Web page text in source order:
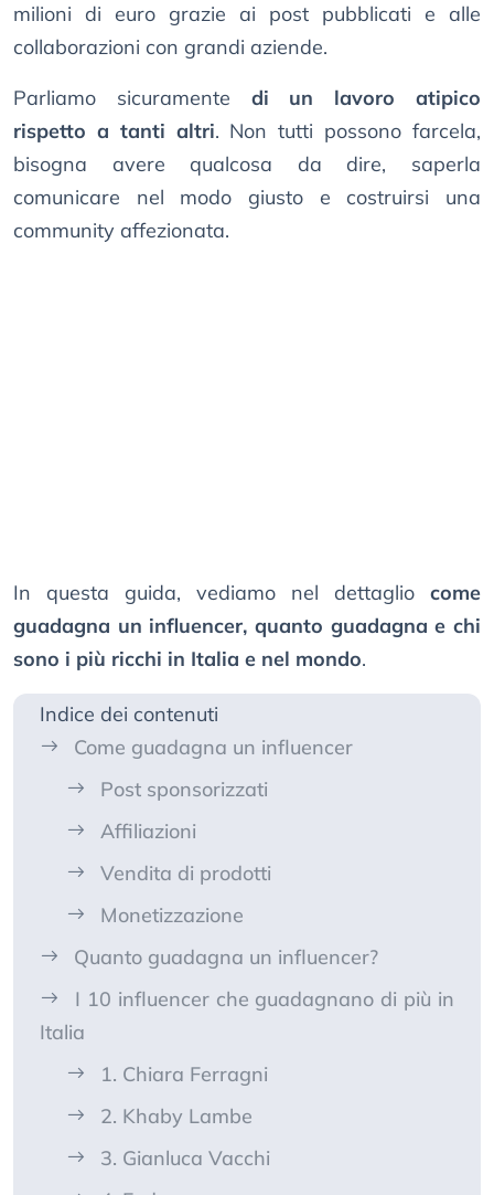
milioni di euro grazie ai post pubblicati e alle
collaborazioni con grandi aziende.
Parliamo sicuramente di un lavoro atipico
rispetto a tanti altri. Non tutti possono farcela,
bisogna avere qualcosa da dire, saperla
comunicare nel modo giusto e costruirsi una
community affezionata.
In questa guida, vediamo nel dettaglio come
guadagna un influencer, quanto guadagna e chi
sono i più ricchi in Italia e nel mondo.
Indice dei contenuti
Come guadagna un influencer
Post sponsorizzati
Affiliazioni
Vendita di prodotti
Monetizzazione
Quanto guadagna un influencer?
I 10 influencer che guadagnano di più in
Italia
1. Chiara Ferragni
2. Khaby Lambe
3. Gianluca Vacchi